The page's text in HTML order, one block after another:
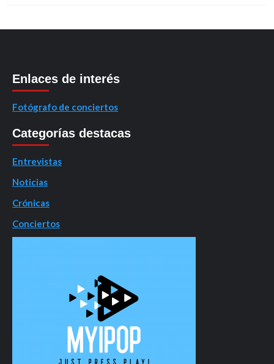
Enlaces de interés
Fotógrafo de conciertos
Categorías destacas
Entrevistas
Noticias
Crónicas
Conciertos